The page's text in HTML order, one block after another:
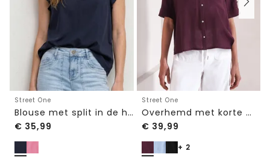
Street One
Blouse met split in de hals en volantmouwen
€ 35,99
Street One
Overhemd met korte mouwen en omgeslagen manchetten
€ 39,99
+ 2